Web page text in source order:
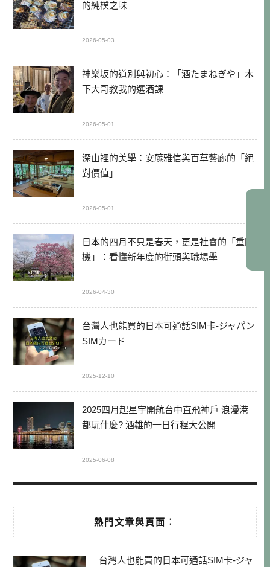
的純樸之味
2026-05-03
神樂坂的道別與初心：「酒たまねぎや」木
下大哥教我的選酒課
2026-05-01
深山裡的美學：安藤雅信與百草藝廊的「絕
對價值」
2026-05-01
日本的四月不只是春天，更是社會的「重開
機」：看懂新年度的街頭與職場學
2026-04-30
台灣人也能買的日本可通話SIM卡-ジャパン
SIMカード
2025-12-10
2025四月起星宇開航台中直飛神戶 浪漫港
都玩什麼? 酒雄的一日行程大公開
2025-06-08
熱門文章與頁面︰
台灣人也能買的日本可通話SIM卡-ジャ